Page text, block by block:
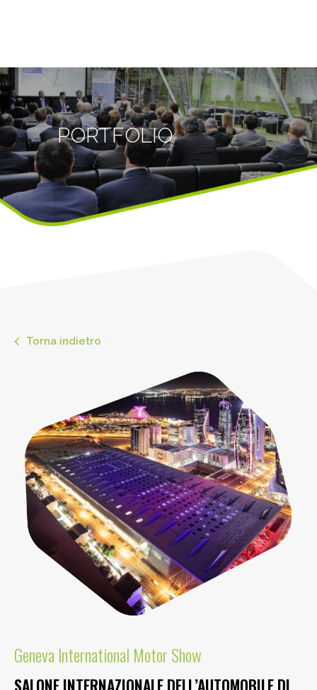
PORTFOLIO
Torna indietro
Geneva International Motor Show
SALONE INTERNAZIONALE DELL’AUTOMOBILE DI